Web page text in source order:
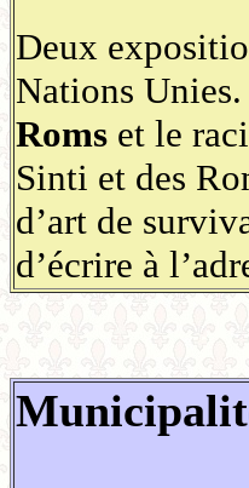
Deux
Nations
Roms et le
Sinti et des
d’art de
d’écrire à